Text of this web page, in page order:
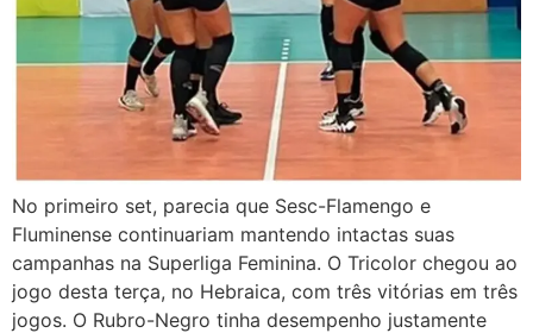
No primeiro set, parecia que Sesc-Flamengo e
Fluminense continuariam mantendo intactas suas
campanhas na Superliga Feminina. O Tricolor chegou ao
jogo desta terça, no Hebraica, com três vitórias em três
jogos. O Rubro-Negro tinha desempenho justamente